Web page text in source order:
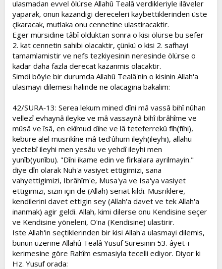
ulasmadan evvel ölürse Allahû Tealâ verdikleriyle ilâveler
yaparak, onun kazandigi dereceleri kaybettiklerinden üste
çikaracak, mutlaka onu cennetine ulastiracaktir.
Eger mürsidine tâbî olduktan sonra o kisi ölürse bu sefer
2. kat cennetin sahibi olacaktir, çünkü o kisi 2. safhayi
tamamlamistir ve nefs tezkiyesinin neresinde ölürse o
kadar daha fazla derecat kazanmis olacaktir.
Simdi böyle bir durumda Allahû Tealâ'nin o kisinin Allah'a
ulasmayi dilemesi halinde ne olacagina bakalim:
42/SURA-13: Serea lekum mined dîni mâ vassâ bihî nûhan
vellezî evhaynâ ileyke ve mâ vassaynâ bihî ibrâhîme ve
mûsâ ve îsâ, en ekîmud dîne ve lâ teteferrekû fîh(fîhi),
kebure alel musrikîne mâ ted'ûhum ileyh(ileyhi), allahu
yectebî ileyhi men yesâu ve yehdî ileyhi men
yunîb(yunîbu). "Dîni ikame edin ve firkalara ayrilmayin."
diye dîn olarak Nuh'a vasiyet ettigimizi, sana
vahyettigimizi, Ibrâhîm'e, Musa'ya ve Isa'ya vasiyet
ettigimizi, sizin için de (Allah) seriat kildi. Müsriklere,
kendilerini davet ettigin sey (Allah'a davet ve tek Allah'a
inanmak) agir geldi. Allah, kimi dilerse onu Kendisine seçer
ve Kendisine yöneleni, O'na (Kendisine) ulastirir.
Iste Allah'in seçtiklerinden bir kisi Allah'a ulasmayi dilemis,
bunun üzerine Allahû Tealâ Yusuf Suresinin 53. âyet-i
kerimesine göre Rahîm esmasiyla tecelli ediyor. Diyor ki
Hz. Yusuf orada: